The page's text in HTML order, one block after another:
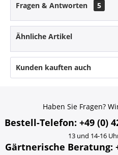
Fragen & Antworten 5
Ähnliche Artikel
Kunden kauften auch
Haben Sie Fragen?
Bestell-Telefon: +49 (0)
13 und 14-16
Gärtnerische Beratung: